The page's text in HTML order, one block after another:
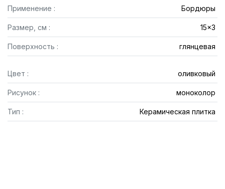
Применение : Бордюры
Размер, см : 15x3
Поверхность : глянцевая
Цвет : оливковый
Рисунок : моноколор
Тип : Керамическая плитка